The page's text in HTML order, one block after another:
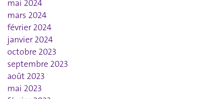
mai 2024
mars 2024
février 2024
janvier 2024
octobre 2023
septembre 2023
août 2023
mai 2023